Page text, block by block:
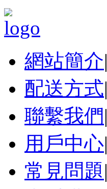
網站簡介|
配送方式|
聯繫我們|
用戶中心|
常見問題|